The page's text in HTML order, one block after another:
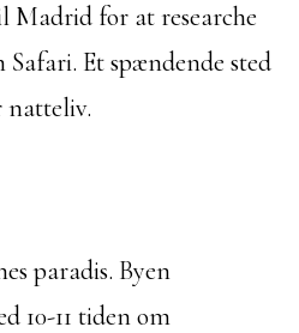
for at researche
Et spændende sted
natteliv.
paradis. Byen
10-11 tiden om